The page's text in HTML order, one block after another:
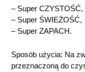
– Super CZYSTOŚĆ,
– Super ŚWIEŻOŚĆ,
– Super ZAPACH.
Sposób użycia: Na
przeznaczoną do